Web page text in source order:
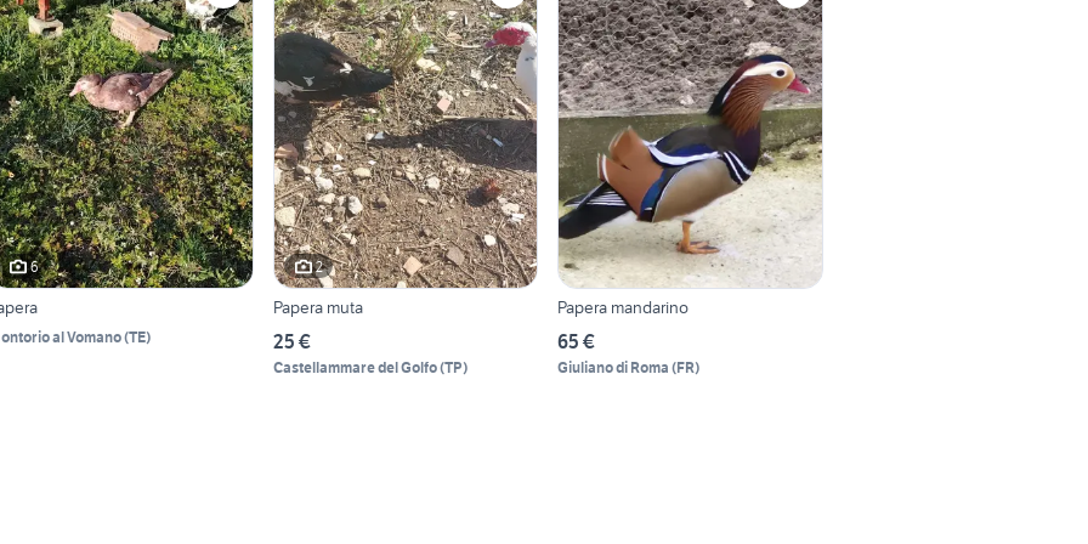
6
al Vomano(TE)
2
Papera muta
25 €
Castellammare del Golfo(TP)
Papera mandarino
65 €
Giuliano di Roma (FR)